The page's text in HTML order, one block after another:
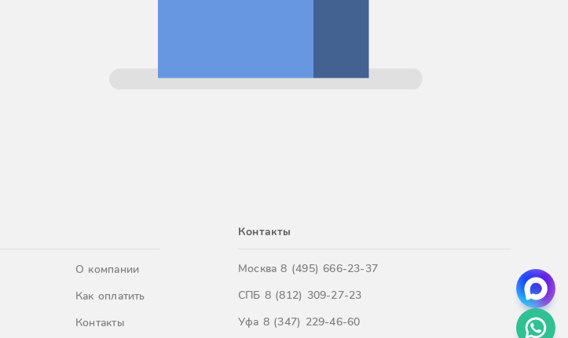
О компании
Как оплатить
Контакты
Контакты
Москва8 (495) 666-23-37
СПБ 8 (812) 309-27-23
Уфа 8 (347) 229-46-60